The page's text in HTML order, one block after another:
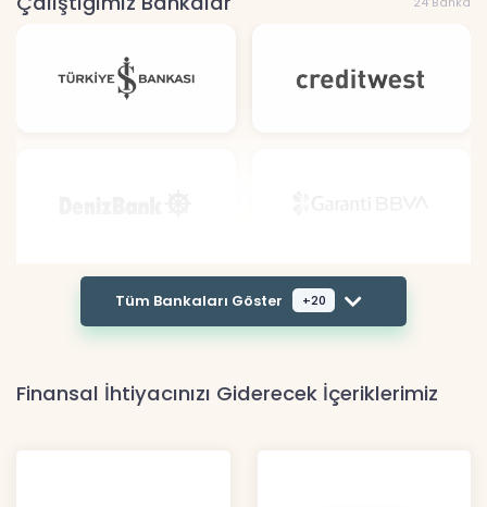
Tüm Bankaları Göster +20
Finansal İhtiyacınızı Giderecek İçeriklerimiz